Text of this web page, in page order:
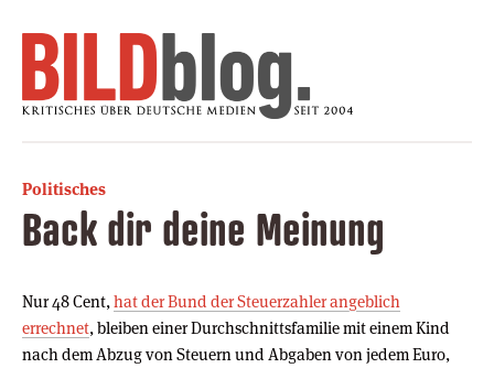
Politisches
Back dir deine Meinung
Nur 48 Cent, hat der Bund der Steuerzahler angeblich
errechnet, bleiben einer Durchschnittsfamilie mit einem Kind
nach dem Abzug von Steuern und Abgaben von jedem Euro,